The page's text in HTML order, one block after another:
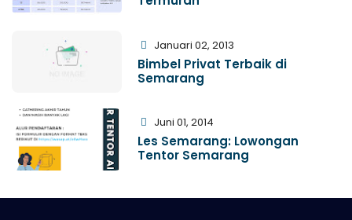
Januari 02, 2013
Bimbel Privat Terbaik di
Semarang
Juni 01, 2014
Les Semarang: Lowongan
Tentor Semarang